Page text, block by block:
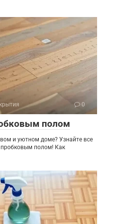
0
полом
и уютном доме? Узнайте все
пробковым полом! Как